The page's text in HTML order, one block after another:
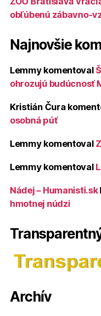
obľúbenú zábavno-
Najnovšie
Lemmy komentoval
ohrozujú budúcnosť
Kristián Čura
osobná púť
Lemmy komentoval
Lemmy komentoval
Nádej – Humanisti.sk
hmotnej núdzi
Archív